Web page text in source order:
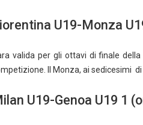
U19-Monza
valida per gli ottavi di finale
Il Monza, ai sedicesimi di
U19-Genoa U19 1